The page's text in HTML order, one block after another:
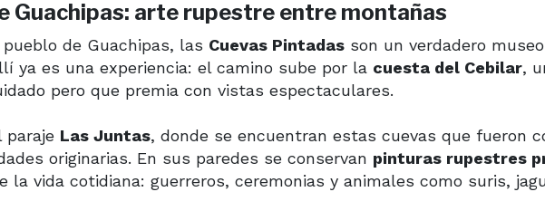
Guachipas: arte rupestre entre montañas
de Guachipas, las Cuevas Pintadas son un verdadero
ya es una experiencia: el camino sube por la cuesta del Cebilar,
pero que premia con vistas espectaculares.
paraje Las Juntas, donde se encuentran estas cuevas que fueron
originarias. En sus paredes se conservan pinturas rupestres
la vida cotidiana: guerreros, ceremonias y animales como suris,